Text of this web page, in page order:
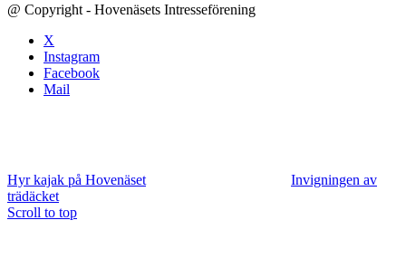
@ Copyright - Hovenäsets Intresseförening
X
Instagram
Facebook
Mail
Hyr kajak på Hovenäset
Invigningen av
trädäcket
Scroll to top